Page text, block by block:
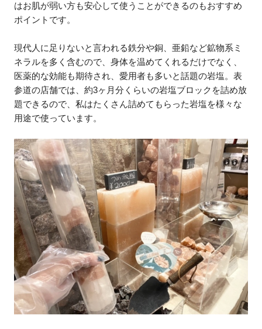
はお肌が弱い方も安心して使うことができるのもおすすめ
ポイントです。
現代人に足りないと言われる鉄分や銅、亜鉛など鉱物系ミ
ネラルを多く含むので、身体を温めてくれるだけでなく、
医薬的な効能も期待され、愛用者も多いと話題の岩塩。表
参道の店舗では、約3ヶ月分くらいの岩塩ブロックを詰め放
題できるので、私はたくさん詰めてもらった岩塩を様々な
用途で使っています。